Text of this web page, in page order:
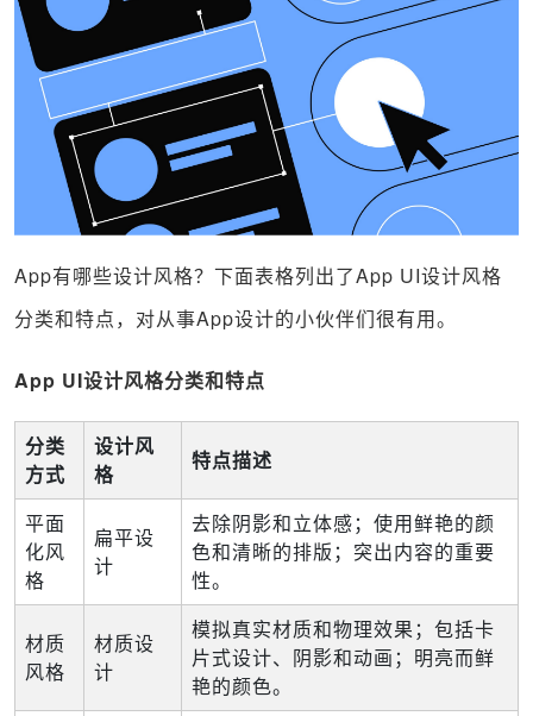
App有哪些设计风格？下面表格列出了App UI设计风格
分类和特点，对从事App设计的小伙伴们很有用。
App UI设计风格分类和特点
分类
方式
设计风
格
特点描述
平面
化风
格
扁平设
计
去除阴影和立体感； 使用鲜艳的颜
色和清晰的排版； 突出内容的重要
性。
材质
风格
材质设
计
模拟真实材质和物理效果； 包括卡
片式设计、阴影和动画； 明亮而鲜
艳的颜色。